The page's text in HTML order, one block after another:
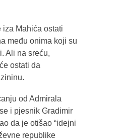
iza Mahića ostati
među onima koji su
Ali na sreću,
ostati da
od Admirala
i pjesnik Gradimir
da je otišao “idejni
republike